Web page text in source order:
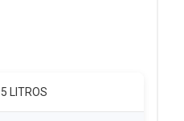
5 LITROS